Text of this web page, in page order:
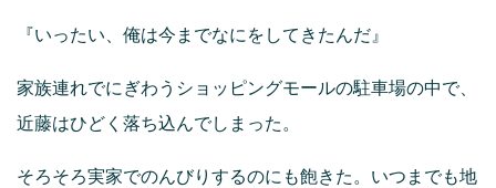
『いったい、俺は今までなにをしてきたんだ』
家族連れでにぎわうショッピングモールの駐車場の中で、
近藤はひどく落ち込んでしまった。
そろそろ実家でのんびりするのにも飽きた。いつまでも地